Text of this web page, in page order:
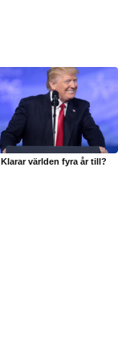
Klarar världen fyra år till?